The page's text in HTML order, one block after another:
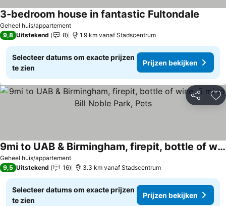
Geheel huis/appartement
3-bedroom house in fantastic Fultondale
9,8 Uitstekend 8 1.9 km vanaf Stadscentrum
Selecteer datums om exacte prijzen
te zien
Prijzen bekijken
Delen
Geheel huis/appartement
9mi to UAB & Birmingham, firepit, bottle of wine, 5 mi to Bill Noble Park, Pets
9,5 Uitstekend 16 3.3 km vanaf Stadscentrum
Selecteer datums om exacte prijzen
te zien
Prijzen bekijken